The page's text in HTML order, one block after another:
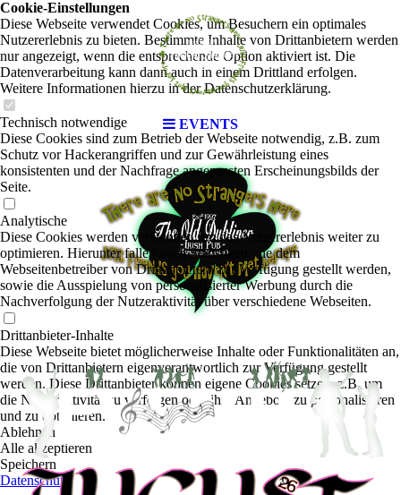
EVENTS
Cookie-Einstellungen
Diese Webseite verwendet Cookies, um Besuchern ein optimales
Nutzererlebnis zu bieten. Bestimmte Inhalte von Drittanbietern werden
nur angezeigt, wenn die entsprechende Option aktiviert ist. Die
Datenverarbeitung kann dann auch in einem Drittland erfolgen.
Weitere Informationen hierzu in der Datenschutzerklärung.
Technisch notwendige
Diese Cookies sind zum Betrieb der Webseite notwendig, z.B. zum
Schutz vor Hackerangriffen und zur Gewährleistung eines
konsistenten und der Nachfrage angepassten Erscheinungsbilds der
Seite.
Analytische
Diese Cookies werden verwendet, um das Nutzererlebnis weiter zu
optimieren. Hierunter fallen auch Statistiken, die dem
Webseitenbetreiber von Drittanbietern zur Verfügung gestellt werden,
sowie die Ausspielung von personalisierter Werbung durch die
Nachverfolgung der Nutzeraktivität über verschiedene Webseiten.
Drittanbieter-Inhalte
Diese Webseite bietet möglicherweise Inhalte oder Funktionalitäten an,
die von Drittanbietern eigenverantwortlich zur Verfügung gestellt
werden. Diese Drittanbieter können eigene Cookies setzen, z.B. um
die Nutzeraktivität zu verfolgen oder ihre Angebote zu personalisieren
und zu optimieren.
Ablehnen
Alle akzeptieren
Speichern
Datenschutz